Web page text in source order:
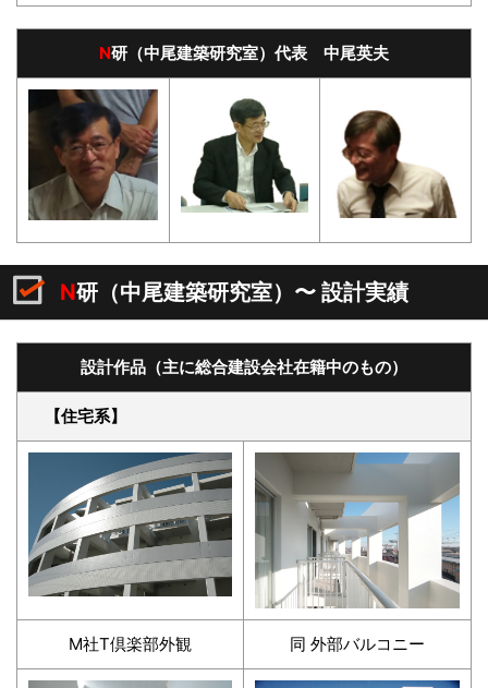
N研（中尾建築研究室）代表 中尾英夫
N研（中尾建築研究室）〜 設計実績
設計作品（主に総合建設会社在籍中のもの）
【住宅系】
M社T倶楽部外観 同 外部バルコニー